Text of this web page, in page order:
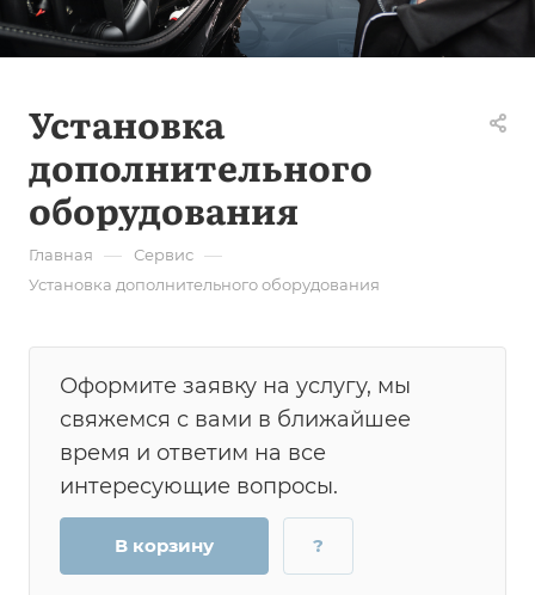
Установка
дополнительного
оборудования
Главная — Сервис —
Установка дополнительного оборудования
Оформите заявку на услугу, мы
свяжемся с вами в ближайшее
время и ответим на все
интересующие вопросы.
В корзину ?